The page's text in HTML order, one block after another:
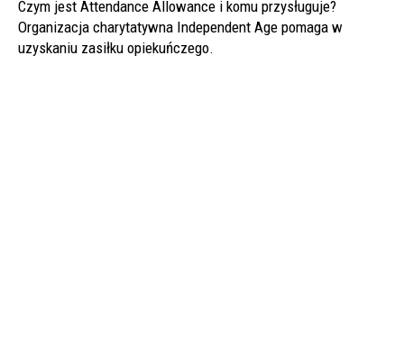
Czym jest Attendance Allowance i komu przysługuje?
Organizacja charytatywna Independent Age pomaga w
uzyskaniu zasiłku opiekuńczego.